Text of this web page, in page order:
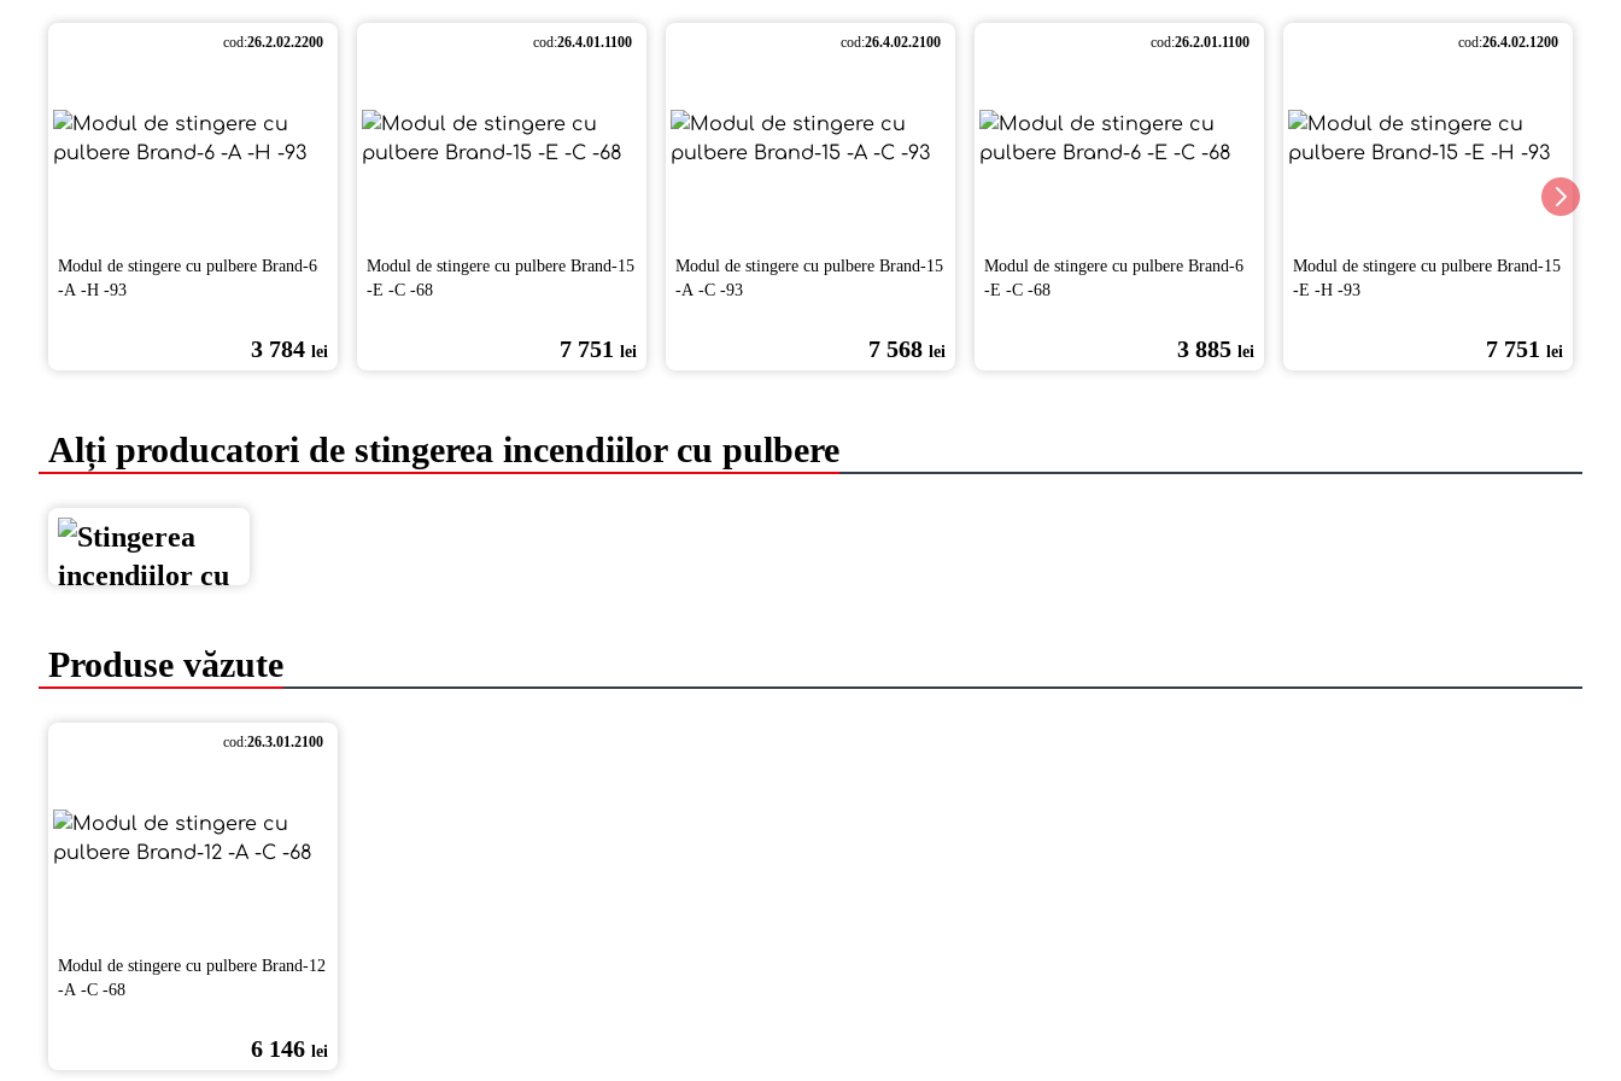
cod:26.2.02.2200
Modul de stingere cu pulbere Brand-6
-А -Н -93
3 784 lei
cod:26.4.01.1100
Modul de stingere cu pulbere Brand-15
-Е -С -68
7 751 lei
cod:26.4.02.2100
Modul de stingere cu pulbere Brand-15
-А -С -93
7 568 lei
cod:26.2.01.1100
Modul de stingere cu pulbere Brand-6
-Е -С -68
3 885 lei
cod:26.4.02.1200
Modul de stingere cu pulbere Brand-15
-Е -Н -93
7 751 lei
Alți producatori de stingerea incendiilor cu pulbere
Produse văzute
cod:26.3.01.2100
Modul de stingere cu pulbere Brand-12
-А -С -68
6 146 lei